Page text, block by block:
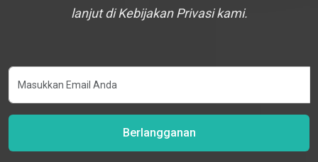
lanjut di Kebijakan Privasi kami.
Berlangganan